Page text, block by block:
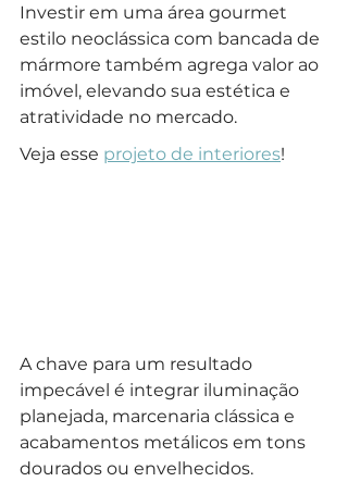
Investir em uma área gourmet
estilo neoclássica com bancada de
mármore também agrega valor ao
imóvel, elevando sua estética e
atratividade no mercado.
Veja esse projeto de interiores!
A chave para um resultado
impecável é integrar iluminação
planejada, marcenaria clássica e
acabamentos metálicos em tons
dourados ou envelhecidos.